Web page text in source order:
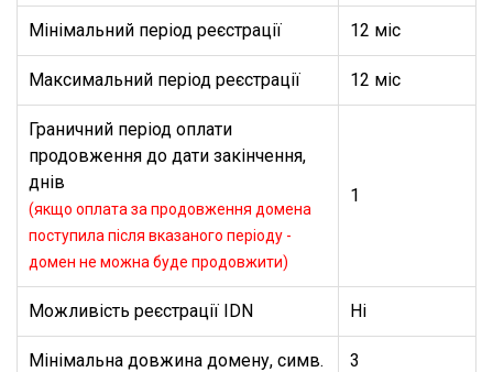
Мінімальний період реєстрації 12 міс
Максимальний період реєстрації 12 міс
Граничний період оплати
продовження до дати закінчення,
днів
(якщо оплата за продовження домена
поступила після вказаного періоду -
домен не можна буде продовжити)
1
Можливість реєстрації IDN Ні
Мінімальна довжина домену, симв. 3